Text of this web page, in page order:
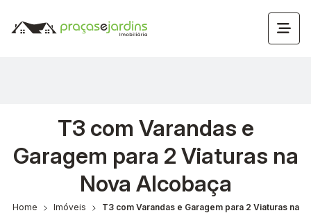
T3 com Varandas e
Garagem para 2 Viaturas na
Nova Alcobaça
Home Imóveis
T3 com Varandas e Garagem para 2 Viaturas na